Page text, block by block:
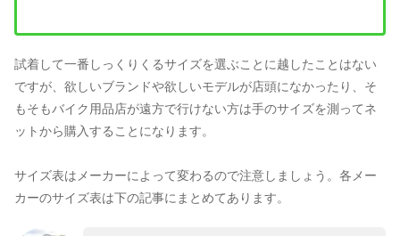
試着して一番しっくりくるサイズを選ぶことに越したことはない
ですが、欲しいブランドや欲しいモデルが店頭になかったり、そ
もそもバイク用品店が遠方で行けない方は手のサイズを測ってネ
ットから購入することになります。
サイズ表はメーカーによって変わるので注意しましょう。各メー
カーのサイズ表は下の記事にまとめてあります。